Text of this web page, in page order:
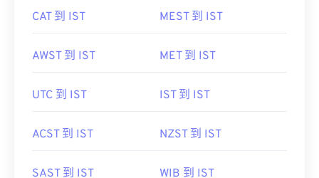
CAT 到 IST MEST 到 IST
AWST 到 IST MET 到 IST
UTC 到 IST IST 到 IST
ACST 到 IST NZST 到 IST
SAST 到 IST WIB 到 IST